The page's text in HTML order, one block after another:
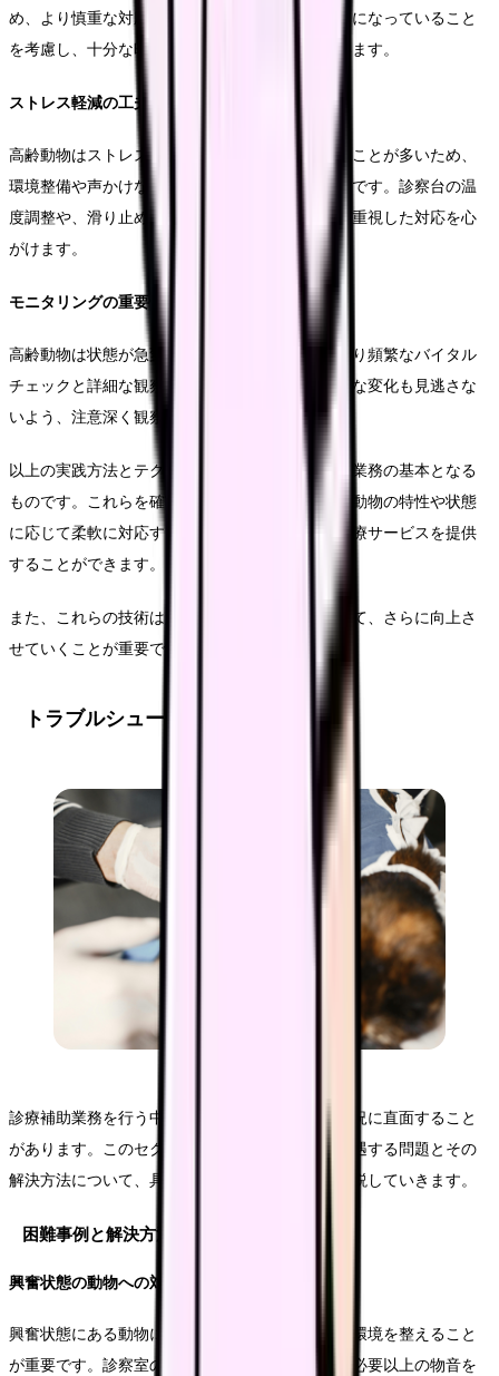
め、より慎重な対応が必要です。動作がゆっくりになっていること
を考慮し、十分な時間的余裕を持って処置を行います。
ストレス軽減の工夫
高齢動物はストレスに対する耐性が低下していることが多いため、
環境整備や声かけなど、きめ細やかな配慮が必要です。診察台の温
度調整や、滑り止めマットの使用など、快適性を重視した対応を心
がけます。
モニタリングの重要性
高齢動物は状態が急変する可能性が高いため、より頻繁なバイタル
チェックと詳細な観察が必要となります。わずかな変化も見逃さな
いよう、注意深く観察を行います。
以上の実践方法とテクニックは、日々の診療補助業務の基本となる
ものです。これらを確実に実施しながら、個々の動物の特性や状態
に応じて柔軟に対応することで、より質の高い医療サービスを提供
することができます。
また、これらの技術は定期的な訓練と実践を通じて、さらに向上さ
せていくことが重要です。
トラブルシューティング
診療補助業務を行う中で、様々な課題や困難な状況に直面すること
があります。このセクションでは、現場でよく遭遇する問題とその
解決方法について、具体的な事例を交えながら解説していきます。
困難事例と解決方法
興奮状態の動物への対応
興奮状態にある動物に対しては、まず落ち着いた環境を整えること
が重要です。診察室の照明を少し暗めにしたり、必要以上の物音を